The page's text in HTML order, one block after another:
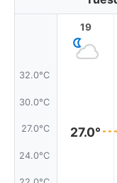
32.0°C
30.0°C
27.0°C
24.0°C
19
27.0°